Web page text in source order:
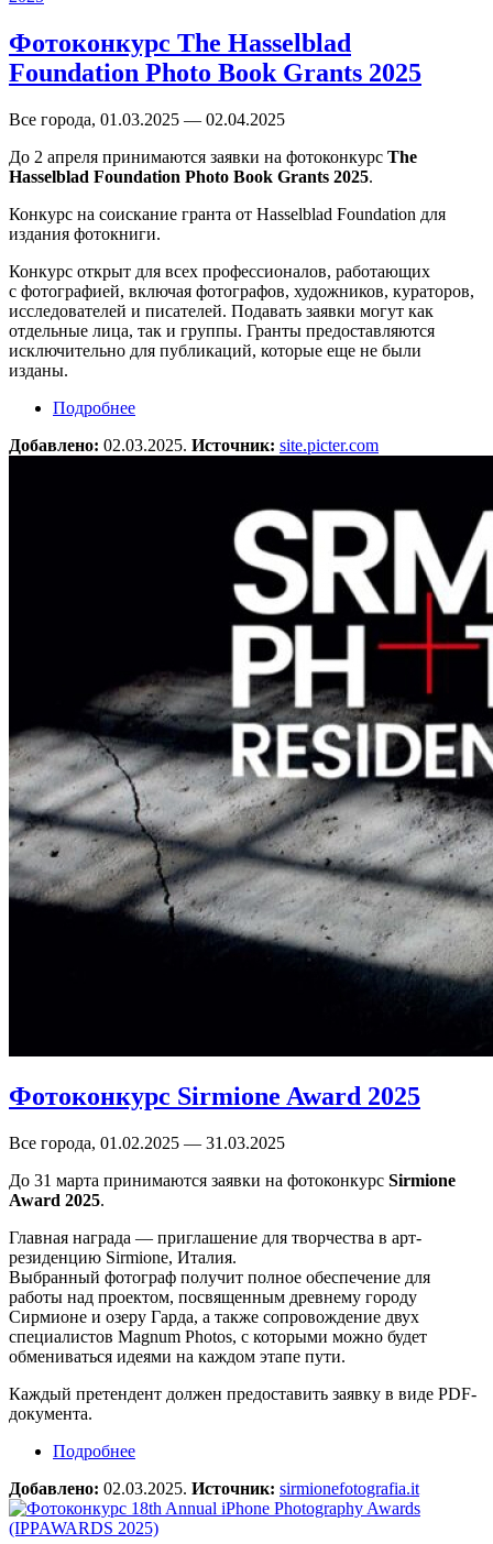
Фотоконкурс The Hasselblad
Foundation Photo Book Grants 2025
Все города, 01.03.2025 — 02.04.2025
До 2 апреля принимаются заявки на фотоконкурс The
Hasselblad Foundation Photo Book Grants 2025.
Конкурс на соискание гранта от Hasselblad Foundation для
издания фотокниги.
Конкурс открыт для всех профессионалов, работающих
с фотографией, включая фотографов, художников, кураторов,
исследователей и писателей. Подавать заявки могут как
отдельные лица, так и группы. Гранты предоставляются
исключительно для публикаций, которые еще не были
изданы.
Подробнее
Добавлено: 02.03.2025. Источник: site.picter.com
Фотоконкурс Sirmione Award 2025
Все города, 01.02.2025 — 31.03.2025
До 31 марта принимаются заявки на фотоконкурс Sirmione
Award 2025.
Главная награда — приглашение для творчества в арт-
резиденцию Sirmione, Италия.
Выбранный фотограф получит полное обеспечение для
работы над проектом, посвященным древнему городу
Сирмионе и озеру Гарда, а также сопровождение двух
специалистов Magnum Photos, с которыми можно будет
обмениваться идеями на каждом этапе пути.
Каждый претендент должен предоставить заявку в виде PDF-
документа.
Подробнее
Добавлено: 02.03.2025. Источник: sirmionefotografia.it